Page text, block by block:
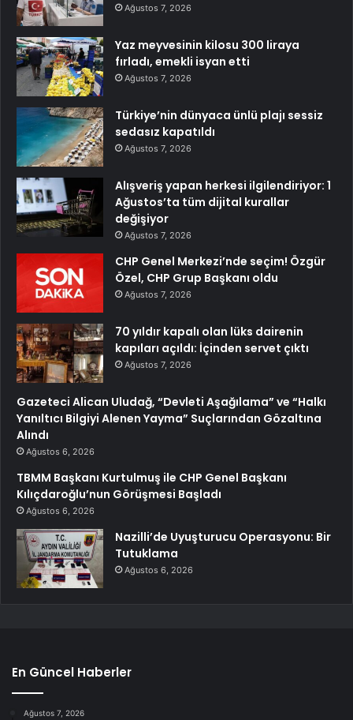
Ağustos 7, 2026
Yaz meyvesinin kilosu 300 liraya
fırladı, emekli isyan etti
Ağustos 7, 2026
Türkiye’nin dünyaca ünlü plajı sessiz
sedasız kapatıldı
Ağustos 7, 2026
Alışveriş yapan herkesi ilgilendiriyor: 1
Ağustos’ta tüm dijital kurallar
değişiyor
Ağustos 7, 2026
CHP Genel Merkezi’nde seçim! Özgür
Özel, CHP Grup Başkanı oldu
Ağustos 7, 2026
70 yıldır kapalı olan lüks dairenin
kapıları açıldı: İçinden servet çıktı
Ağustos 7, 2026
Gazeteci Alican Uludağ, “Devleti Aşağılama” ve “Halkı
Yanıltıcı Bilgiyi Alenen Yayma” Suçlarından Gözaltına
Alındı
Ağustos 6, 2026
TBMM Başkanı Kurtulmuş ile CHP Genel Başkanı
Kılıçdaroğlu’nun Görüşmesi Başladı
Ağustos 6, 2026
Nazilli’de Uyuşturucu Operasyonu: Bir
Tutuklama
Ağustos 6, 2026
En Güncel Haberler
Ağustos 7, 2026